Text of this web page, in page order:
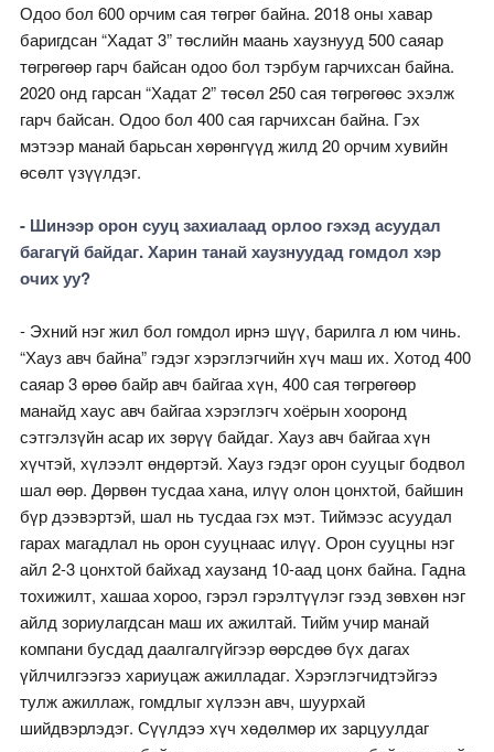
Одоо бол 600 орчим сая төгрөг байна. 2018 оны хавар
баригдсан “Хадат 3” төслийн маань хаузнууд 500 саяар
төгрөгөөр гарч байсан одоо бол тэрбум гарчихсан байна.
2020 онд гарсан “Хадат 2” төсөл 250 сая төгрөгөөс эхэлж
гарч байсан. Одоо бол 400 сая гарчихсан байна. Гэх
мэтээр манай барьсан хөрөнгүүд жилд 20 орчим хувийн
өсөлт үзүүлдэг.
- Шинээр орон сууц захиалаад орлоо гэхэд асуудал
багагүй байдаг. Харин танай хаузнуудад гомдол хэр
очих уу?
- Эхний нэг жил бол гомдол ирнэ шүү, барилга л юм чинь.
“Хауз авч байна” гэдэг хэрэглэгчийн хүч маш их. Хотод 400
саяар 3 өрөө байр авч байгаа хүн, 400 сая төгрөгөөр
манайд хаус авч байгаа хэрэглэгч хоёрын хооронд
сэтгэлзүйн асар их зөрүү байдаг. Хауз авч байгаа хүн
хүчтэй, хүлээлт өндөртэй. Хауз гэдэг орон сууцыг бодвол
шал өөр. Дөрвөн тусдаа хана, илүү олон цонхтой, байшин
бүр дээвэртэй, шал нь тусдаа гэх мэт. Тиймээс асуудал
гарах магадлал нь орон сууцнаас илүү. Орон сууцны нэг
айл 2-3 цонхтой байхад хаузанд 10-аад цонх байна. Гадна
тохижилт, хашаа хороо, гэрэл гэрэлтүүлэг гээд зөвхөн нэг
айлд зориулагдсан маш их ажилтай. Тийм учир манай
компани бусдад даалгалгүйгээр өөрсдөө бүх дагах
үйлчилгээгээ хариуцаж ажилладаг. Хэрэглэгчидтэйгээ
тулж ажиллаж, гомдлыг хүлээн авч, шуурхай
шийдвэрлэдэг. Сүүлдээ хүч хөдөлмөр их зарцуулдаг